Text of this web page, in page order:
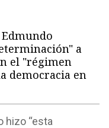
a
el "régimen
democracia en
hizo “esta